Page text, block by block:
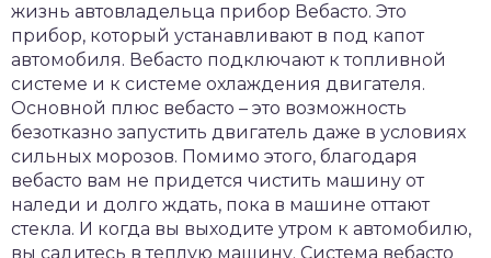
жизнь автовладельца прибор Вебасто. Это
прибор, который устанавливают в под капот
автомобиля. Вебасто подключают к топливной
системе и к системе охлаждения двигателя.
Основной плюс вебасто – это возможность
безотказно запустить двигатель даже в условиях
сильных морозов. Помимо этого, благодаря
вебасто вам не придется чистить машину от
наледи и долго ждать, пока в машине оттают
стекла. И когда вы выходите утром к автомобилю,
вы садитесь в теплую машину. Система вебасто